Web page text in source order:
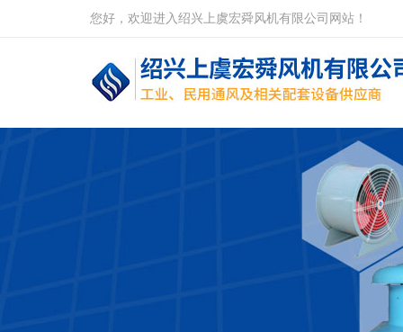
您好，欢迎进入绍兴上虞宏舜风机有限公司网站！